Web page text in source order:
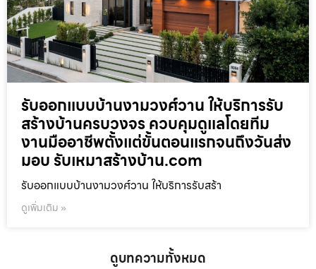
รับออกแบบบ้านงามวงศ์วาน ให้บริการรับ
สร้างบ้านครบวงจร ควบคุมดูแลโดยทีม
งานมืออาชีพตั้งแต่ขั้นตอนแรกจนถึงวันส่ง
มอบ รับเหมาสร้างบ้าน.com
รับออกแบบบ้านงามวงศ์วาน ให้บริการรับสร้า
ดูเพิ่มเติม »
ดูบทความทั้งหมด